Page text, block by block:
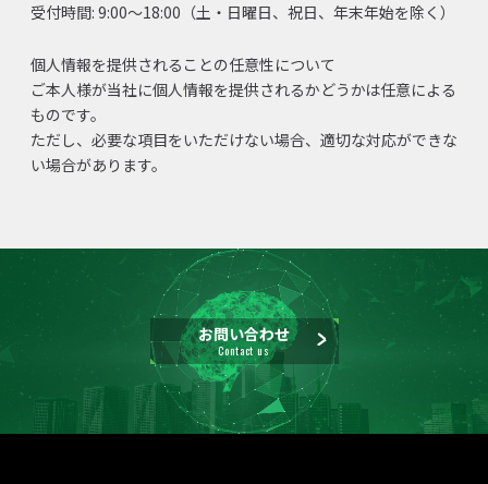
受付時間: 9:00～18:00（土・日曜日、祝日、年末年始を除く）
個人情報を提供されることの任意性について
ご本人様が当社に個人情報を提供されるかどうかは任意による
ものです。
ただし、必要な項目をいただけない場合、適切な対応ができな
い場合があります。
お問い合わせ
Contact us